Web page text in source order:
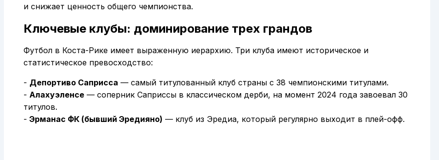
и снижает ценность общего чемпионства.
Ключевые клубы: доминирование трех грандов
Футбол в Коста-Рике имеет выраженную иерархию. Три клуба имеют историческое и
статистическое превосходство:
- Депортиво Саприсса — самый титулованный клуб страны с 38 чемпионскими титулами.
- Алахуэленсе — соперник Саприссы в классическом дерби, на момент 2024 года завоевал 30
титулов.
- Эрманаc ФК (бывший Эредияно) — клуб из Эредиa, который регулярно выходит в плей-офф.